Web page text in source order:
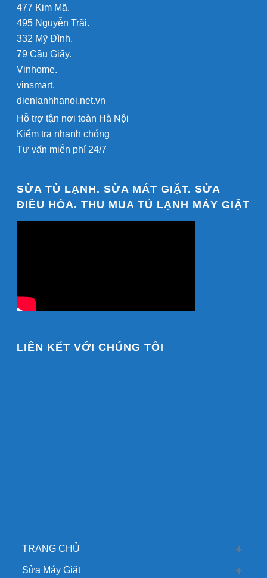
477 Kim Mã.
495 Nguyễn Trãi.
332 Mỹ Đình.
79 Cầu Giấy.
Vinhome.
vinsmart.
dienlanhhanoi.net.vn
Hỗ trợ tận nơi toàn Hà Nội
Kiểm tra nhanh chóng
Tư vấn miễn phí 24/7
SỬA TỦ LẠNH. SỬA MÁT GIẶT. SỬA
ĐIỀU HÒA. THU MUA TỦ LẠNH MÁY GIẶT
LIÊN KẾT VỚI CHÚNG TÔI
TRANG CHỦ
Sửa Máy Giặt